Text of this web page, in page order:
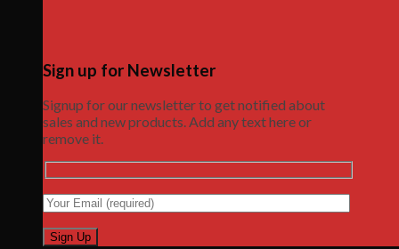
Sign up for Newsletter
Signup for our newsletter to get notified about
sales and new products. Add any text here or
remove it.